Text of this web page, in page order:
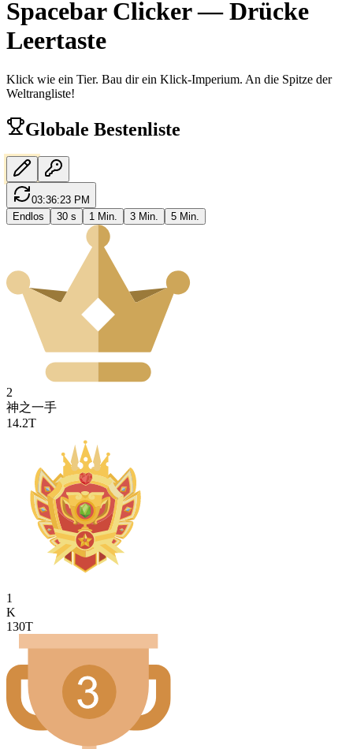
Spacebar Clicker — Drücke
Leertaste
Klick wie ein Tier. Bau dir ein Klick-Imperium. An die Spitze der
Weltrangliste!
Globale Bestenliste
03:36:23 PM
Endlos
30 s 1 Min. 3 Min. 5 Min.
2
神之一手
14.2T
1
K
130T